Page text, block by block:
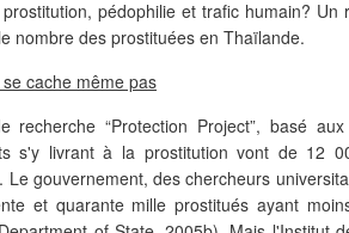
pédophilie et trafic humain? Un
nombre des prostituées en Thaïlande.
cache même pas
recherche “Protection Project”, basé
s'y livrant à la prostitution vont de 12
Le gouvernement, des chercheurs
et quarante mille prostitués ayant